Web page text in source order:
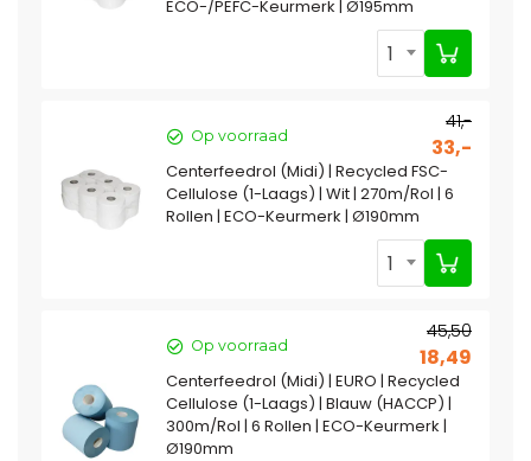
ECO-/PEFC-Keurmerk | Ø195mm
1
Op voorraad
41,-
33,-
Centerfeedrol (Midi) | Recycled FSC-
Cellulose (1-Laags) | Wit | 270m/Rol | 6
Rollen | ECO-Keurmerk | Ø190mm
1
Op voorraad
45,50
18,49
Centerfeedrol (Midi) | EURO | Recycled
Cellulose (1-Laags) | Blauw (HACCP) |
300m/Rol | 6 Rollen | ECO-Keurmerk |
Ø190mm